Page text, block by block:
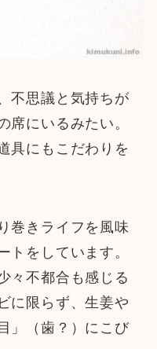
不思議と気持ちが
席にいるみたい。
具にもこだわりを
巻きライフを風味
トをしています。
々不都合も感じる
に限らず、生姜や
」（歯？）にこび